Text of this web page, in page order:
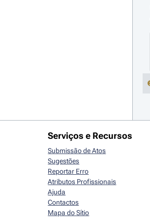
Serviços e Recursos
Submissão de Atos
Sugestões
Reportar Erro
Atributos Profissionais
Ajuda
Contactos
Mapa do Sítio